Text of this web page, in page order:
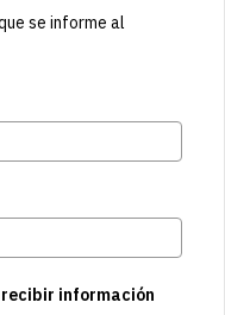
se informe al
información